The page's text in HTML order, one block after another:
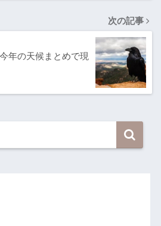
次の記事
年の天候まとめで現